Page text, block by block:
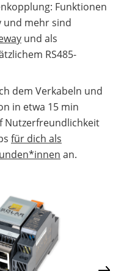
Funktionen
und mehr sind
und als
RS485-
dem Verkabeln und
in etwa 15 min
Nutzerfreundlichkeit
für dich als
an.